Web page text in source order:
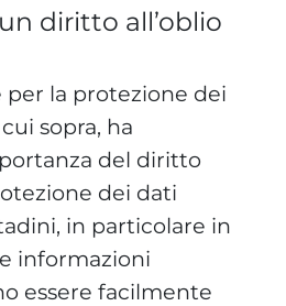
diritto all’oblio
per la protezione dei
sopra, ha
del diritto
dei dati
in particolare in
informazioni
essere facilmente